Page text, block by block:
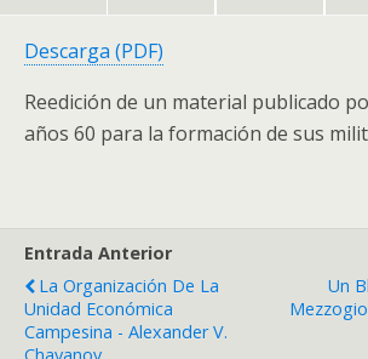
Descarga (PDF)
Reedición de un material publicado
años 60 para la formación de sus
Entrada Anterior
La Organización De La
Unidad Económica
Campesina - Alexander V.
Un